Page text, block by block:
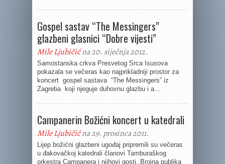
Gospel sastav “The Messingers”
glazbeni glasnici “Dobre vijesti”
Mile Ljubičićna 20. siječnja 2012.
Samostanska crkva Presvetog Srca Isusova
pokazala se večeras kao najprikladniji prostor za
koncert gospel sastava “The Messingers” iz
Zagreba koji njeguje duhovnu glazbu i a...
Campanerin Božićni koncert u katedrali
Mile Ljubičićna 29. prosinca 2011.
Lijep božićni glazbeni ugođaj pripremili su večeras
u đakovačkoj katedrali članovi Tamburaškog
orkestra Campanera i njihovi gosti. Brojna publika